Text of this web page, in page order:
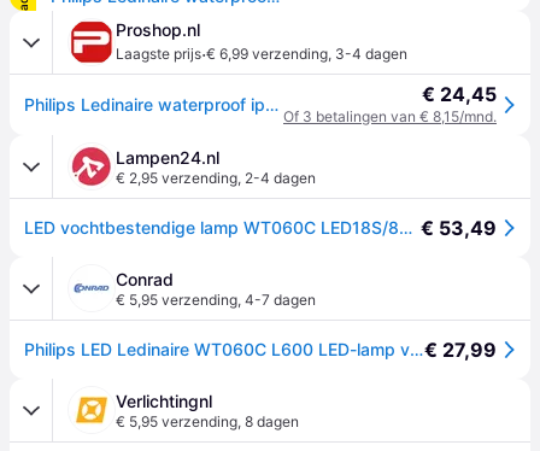
Proshop.nl
Laagste prijs·€ 6,99 verzending, 3-4 dagen
Philips Ledinaire waterproof ip65 wt060c led 1800lm/840 600mm € 24,45
Of 3 betalingen van € 8,15/mnd.
Lampen24.nl
€ 2,95 verzending, 2-4 dagen
LED vochtbestendige lamp WT060C LED18S/840 PSU L600, alu / grijs / zink, Kunststof € 53,49
Conrad
€ 5,95 verzending, 4-7 dagen
Philips LED Ledinaire WT060C L600 LED-lamp voor vochtige ruimte LED LED vast ingebouwd 15 W Neutraalwit Grijs, Wit€ 27,99
Verlichtingnl
€ 5,95 verzending, 8 dagen